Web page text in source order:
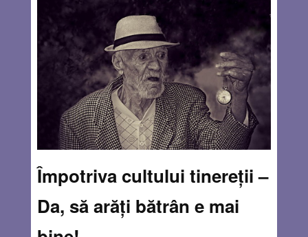
Împotriva cultului tinereții –
Da, să arăți bătrân e mai